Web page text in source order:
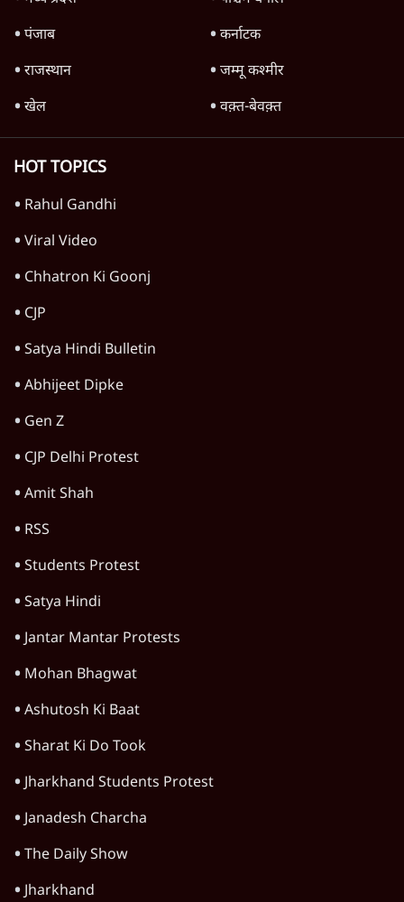
पंजाब
कर्नाटक
राजस्थान
जम्मू कश्मीर
खेल
वक़्त-बेवक़्त
HOT TOPICS
Rahul Gandhi
Viral Video
Chhatron Ki Goonj
CJP
Satya Hindi Bulletin
Abhijeet Dipke
Gen Z
CJP Delhi Protest
Amit Shah
RSS
Students Protest
Satya Hindi
Jantar Mantar Protests
Mohan Bhagwat
Ashutosh Ki Baat
Sharat Ki Do Took
Jharkhand Students Protest
Janadesh Charcha
The Daily Show
Jharkhand